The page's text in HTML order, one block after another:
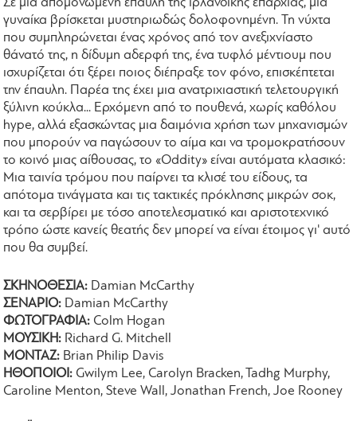
Σε μια απομονωμένη έπαυλη της ιρλανδικής επαρχίας, μια
γυναίκα βρίσκεται μυστηριωδώς δολοφονημένη. Τη νύχτα
που συμπληρώνεται ένας χρόνος από τον ανεξιχνίαστο
θάνατό της, η δίδυμη αδερφή της, ένα τυφλό μέντιουμ που
ισχυρίζεται ότι ξέρει ποιος διέπραξε τον φόνο, επισκέπτεται
την έπαυλη. Παρέα της έχει μια ανατριχιαστική τελετουργική
ξύλινη κούκλα... Ερχόμενη από το πουθενά, χωρίς καθόλου
hype, αλλά εξασκώντας μια δαιμόνια χρήση των μηχανισμών
που μπορούν να παγώσουν το αίμα και να τρομοκρατήσουν
το κοινό μιας αίθουσας, το «Oddity» είναι αυτόματα κλασικό:
Μια ταινία τρόμου που παίρνει τα κλισέ του είδους, τα
απότομα τινάγματα και τις τακτικές πρόκλησης μικρών σοκ,
και τα σερβίρει με τόσο αποτελεσματικό και αριστοτεχνικό
τρόπο ώστε κανείς θεατής δεν μπορεί να είναι έτοιμος γι' αυτό
που θα συμβεί.
ΣΚΗΝΟΘΕΣΙΑ: Damian McCarthy
ΣΕΝΑΡΙΟ: Damian McCarthy
ΦΩΤΟΓΡΑΦΙΑ: Colm Hogan
ΜΟΥΣΙΚΗ: Richard G. Mitchell
ΜΟΝΤΑΖ: Brian Philip Davis
ΗΘΟΠΟΙΟΙ: Gwilym Lee, Carolyn Bracken, Tadhg Murphy,
Caroline Menton, Steve Wall, Jonathan French, Joe Rooney